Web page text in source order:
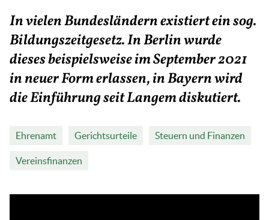
In vielen Bundesländern existiert ein sog.
Bildungszeitgesetz. In Berlin wurde
dieses beispielsweise im September 2021
in neuer Form erlassen, in Bayern wird
die Einführung seit Langem diskutiert.
Ehrenamt Gerichtsurteile Steuern und Finanzen
Vereinsfinanzen